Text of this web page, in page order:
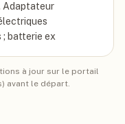
Adaptateur
; batterie ex
à jour sur le portail
avant le départ.